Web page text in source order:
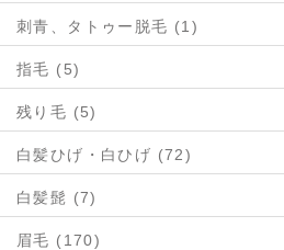
刺青、タトゥー脱毛 (1)
指毛 (5)
残り毛 (5)
白髪ひげ・白ひげ (72)
白髪髭 (7)
眉毛 (170)